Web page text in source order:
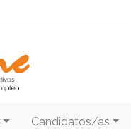
Candidatos/as